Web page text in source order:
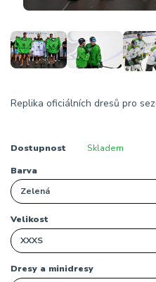
Replika oficiálních dresů pro
Dostupnost Skladem
Barva
Velikost
Dresy a minidresy